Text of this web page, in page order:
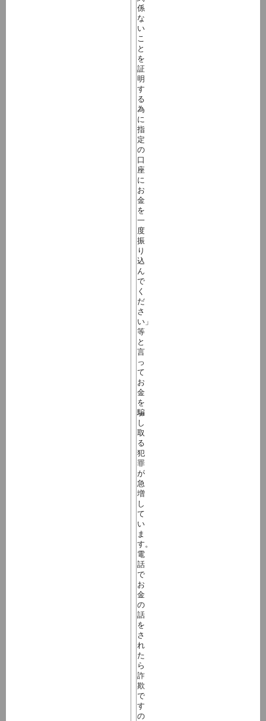
係
な
い
こ
と
を
証
明
す
る
為
に
指
定
の
口
座
に
お
金
を
一
度
振
り
込
ん
で
く
だ
さ
い」
等
と
言
っ
て
お
金
を
騙
し
取
る
犯
罪
が
急
増
し
て
い
ま
す。
電
話
で
お
金
の
話
を
さ
れ
た
ら
詐
欺
で
す
の